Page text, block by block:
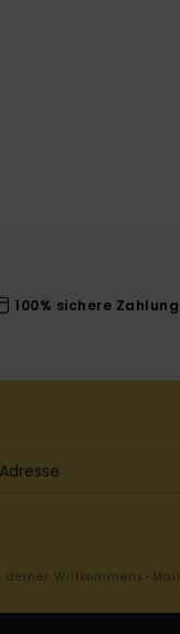
100% sichere Zahlung
Willkommens-Mail